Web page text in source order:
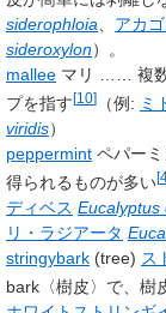
siderophloia
アカ
sideroxylon）。
mallee マリ …… 複
プを指す[10] （例: ミ
viridis）
peppermint ペパーミ
得られるものが多い[
ディベス Eucalyptus
リ・ラジアータ
stringybark (tree) ス
bark〈樹皮〉で、樹